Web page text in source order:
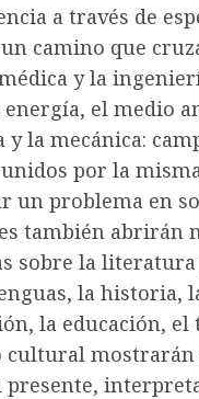
a través de
camino que
y la
el medio
la mecánica:
por la
un problema en
también abrirán
sobre la
la historia,
la educación,
mostrarán
presente,